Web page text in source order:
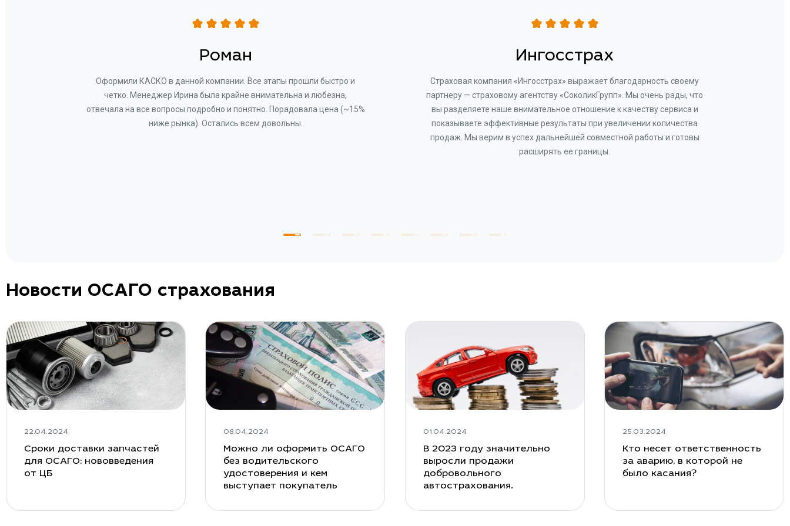
Роман
Оформили КАСКО в данной компании. Все этапы прошли быстро и
четко. Менеджер Ирина была крайне внимательна и любезна,
отвечала на все вопросы подробно и понятно. Порадовала цена (~15%
ниже рынка). Остались всем довольны.
Ингосстрах
Страховая компания «Ингосстрах» выражает благодарность своему
партнеру — страховому агентству «СоколикГрупп». Мы очень рады, что
вы разделяете наше внимательное отношение к качеству сервиса и
показываете эффективные результаты при увеличении количества
продаж. Мы верим в успех дальнейшей совместной работы и готовы
расширять ее границы.
Новости ОСАГО страхования
22.04.2024
Сроки доставки запчастей
для ОСАГО: нововведения
от ЦБ
08.04.2024
Можно ли оформить ОСАГО
без водительского
удостоверения и кем
выступает покупатель
01.04.2024
В 2023 году значительно
выросли продажи
добровольного
автострахования.
25.03.2024
Кто несет ответственность
за аварию, в которой не
было касания?